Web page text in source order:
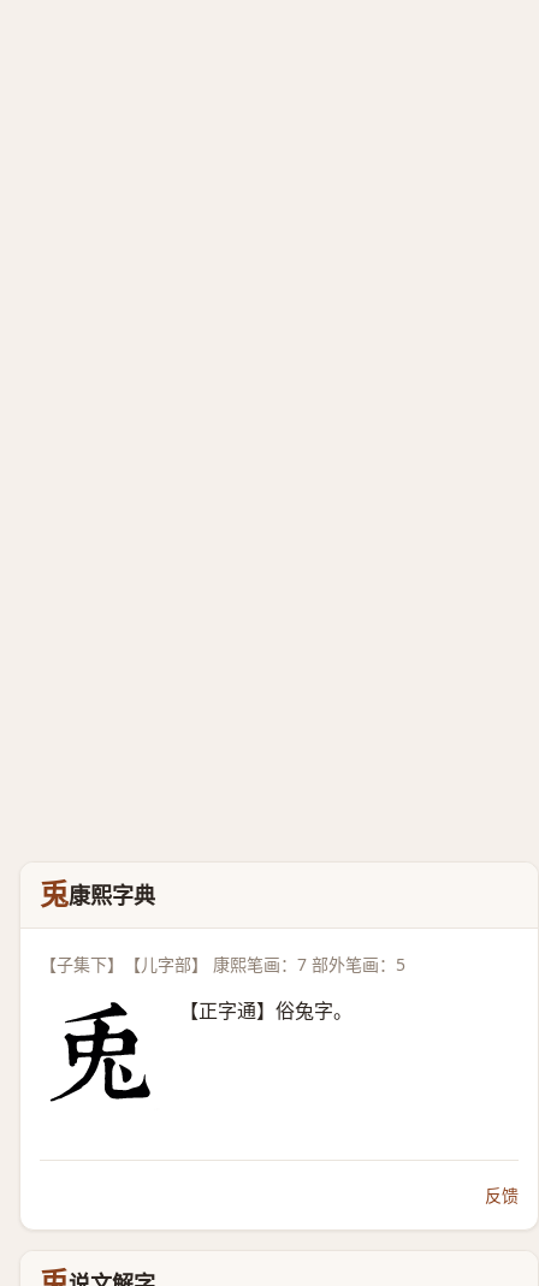
兎康熙字典
【子集下】【儿字部】 康熙笔画：7 部外笔画：5
【正字通】俗兔字。
反馈